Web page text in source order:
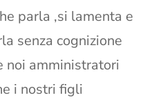
parla ,si lamenta e
senza cognizione
noi amministratori
i nostri figli